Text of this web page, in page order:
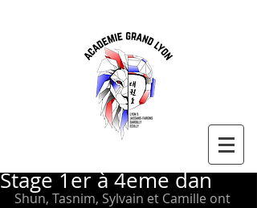
Stage 1er à 4eme dan
Shun, Tasnim, Sylvain et Camille ont